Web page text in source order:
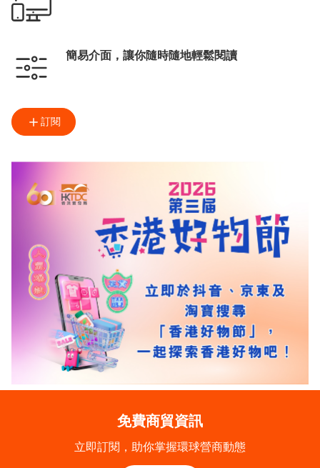
簡易介面，讓你隨時隨地輕鬆閱讀
訂閱
免費商貿資訊
立即訂閱，助你掌握環球營商動態